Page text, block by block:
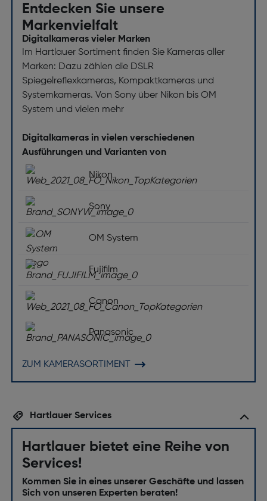
Standard-Mittenkontakt
integrierter Blitz: Nein
Blitzsynchronzeit: 1/250s
Blitz-Modi: Automatik, Aufhellblitz, Blitz ein, Blitz
aus, Highspeed Synchronisation,
Langzeitsynchronisation, Blitzen auf den zweiten
Verschlussvorhang, Masterfunktion
Externer Blitz-Anschluss: Ja
Blitzbelichtungskorrekturbereich: von -3,0 EV bis
+3,0 EV
Kompatibilität mit externen Blitzgeräten:
Kompatibel mit α Blitzgeräten von Sony über Multi
Interface-Zubehörschuh, Adapterschuh für mit
selbstarretierendem Zubehörschuh kompatiblen
Blitz befestigen.
Kamera
Sensor-Reinigungssystem: Nein
Serienbildaufnahme: max. 10,0 Bilder/s bei
höchster Auflösung und max. 1.000 gespeicherten
Fotos
9.900 K, Manuell
Selbstauslöser Verzögerung [s]: 2 oder 10 s
Eingebauter Prozessor: Ja
Entdecken Sie unsere
Markenvielfalt
Digitalkameras vieler Marken
Im Hartlauer Sortiment finden Sie Kameras aller
Marken: Dazu zählen die DSLR
Spiegelreflexkameras, Kompaktkameras und
Systemkameras. Von Sony über Nikon bis OM
System und vielen mehr
Digitalkameras in vielen verschiedenen
Ausführungen und Varianten von
Nikon
Sony
OM System
Fujifilm
Canon
Panasonic
ZUM KAMERASORTIMENT
Hartlauer Services
Hartlauer bietet eine Reihe von
Services!
Kommen Sie in eines unserer Geschäfte und lassen
Sich von unseren Experten beraten!